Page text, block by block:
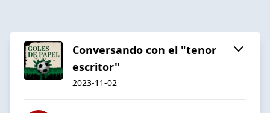
Conversando con el "tenor
escritor"
2023-11-02